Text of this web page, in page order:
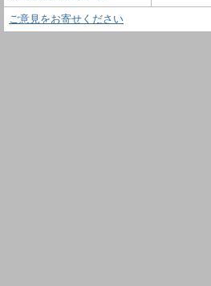
ご意見をお寄せください